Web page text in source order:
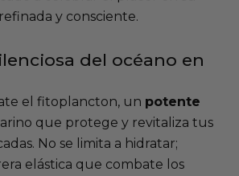
y consciente.
del océano en
el fitoplancton, un potente
que protege y revitaliza tus
No se limita a hidratar;
elástica que combate los